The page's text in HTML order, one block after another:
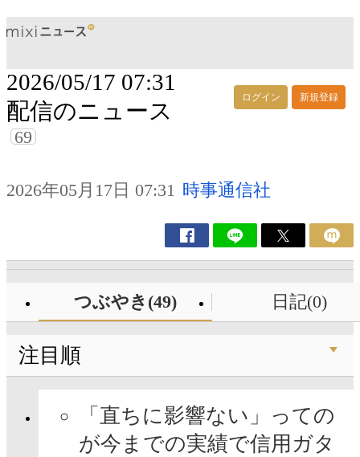
ログイン 新規登録
2026/05/17 07:31
配信のニュース
69
2026年05月17日 07:31 時事通信社
つぶやき(49) 日記(0)
注目順
「直ちに影響ない」っての
が今までの実績で信用ガタ